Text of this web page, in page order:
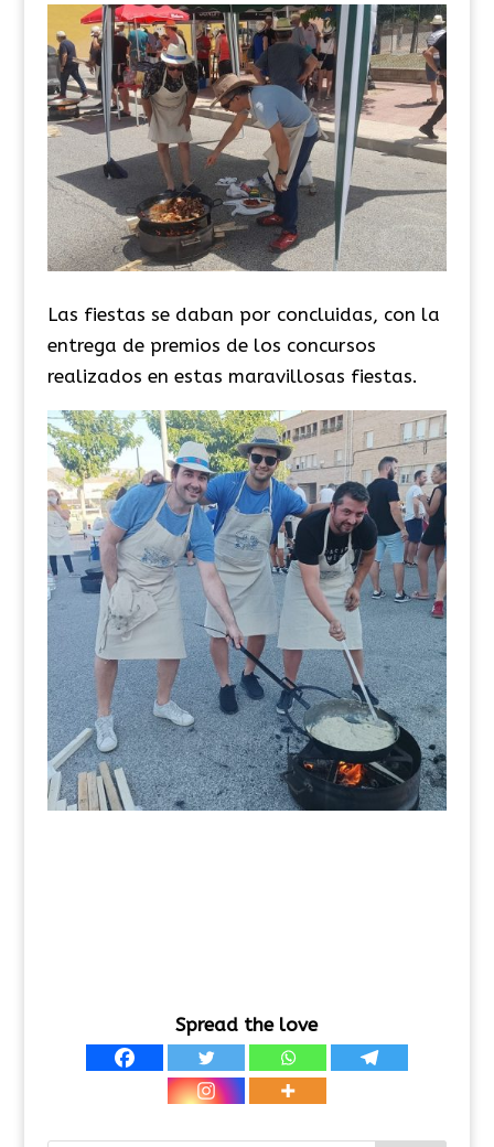
Las fiestas se daban por concluidas, con la
entrega de premios de los concursos
realizados en estas maravillosas fiestas.
Spread the love